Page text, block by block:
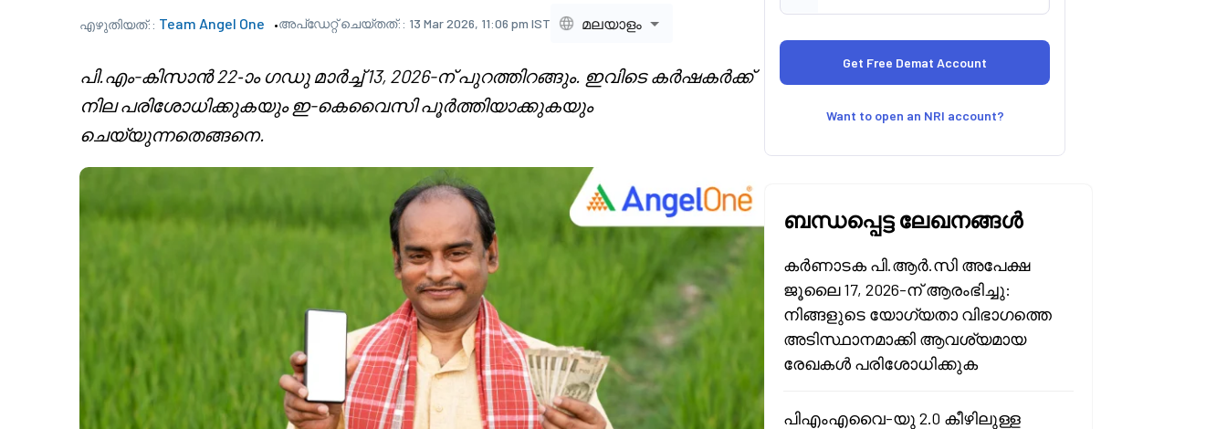
എഴുതിയത്:: Team Angel One അപ്‌ഡേറ്റ് ചെയ്തത്:: 13 Mar 2026, 11:06 pm IST മലയാളം
പി.എം-കിസാൻ 22-ാം ഗഡു മാർച്ച് 13, 2026-ന് പുറത്തിറങ്ങും. ഇവിടെ കർഷകർക്ക്
നില പരിശോധിക്കുകയും ഇ-കെവൈസി പൂർത്തിയാക്കുകയും
ചെയ്യുന്നതെങ്ങനെ.
Want to open an NRI account?
ബന്ധപ്പെട്ട ലേഖനങ്ങൾ
കർണാടക പി.ആർ.സി അപേക്ഷ
ജൂലൈ 17, 2026-ന് ആരംഭിച്ചു:
നിങ്ങളുടെ യോഗ്യതാ വിഭാഗത്തെ
അടിസ്ഥാനമാക്കി ആവശ്യമായ
രേഖകൾ പരിശോധിക്കുക
പിഎംഎവൈ-യു 2.0 കീഴിലുള്ള